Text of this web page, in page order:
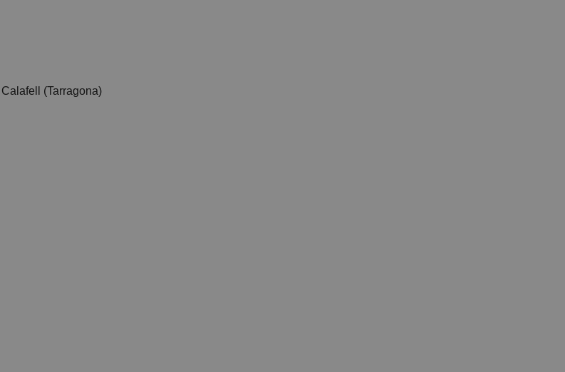
(Tarragona)